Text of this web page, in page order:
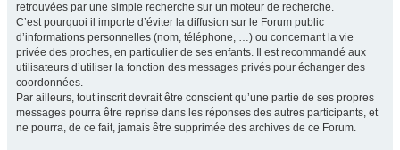
retrouvées par une simple recherche sur un moteur de recherche.
C’est pourquoi il importe d’éviter la diffusion sur le Forum public
d’informations personnelles (nom, téléphone, …) ou concernant la vie
privée des proches, en particulier de ses enfants. Il est recommandé aux
utilisateurs d’utiliser la fonction des messages privés pour échanger des
coordonnées.
Par ailleurs, tout inscrit devrait être conscient qu’une partie de ses propres
messages pourra être reprise dans les réponses des autres participants, et
ne pourra, de ce fait, jamais être supprimée des archives de ce Forum.